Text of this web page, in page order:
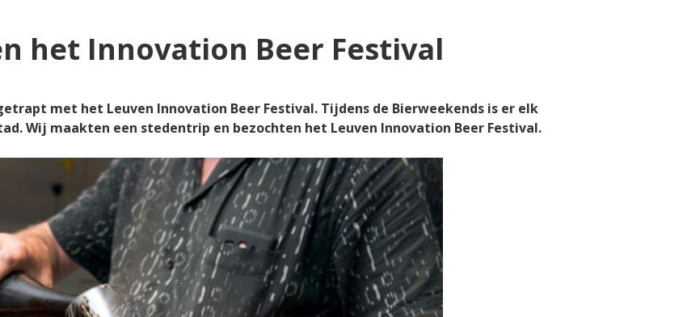
het Innovation Beer Festival
met het Leuven Innovation Beer Festival. Tijdens de Bierweekends is er elk
Wij maakten een stedentrip en bezochten het Leuven Innovation Beer Festival.